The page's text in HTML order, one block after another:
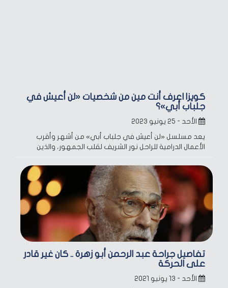
كويز| اعرف أنت مين من شخصيات «لن أعيش في
جلباب أبي»؟
الأحد - ٢٥ يونيو ٢٠٢٣
يعد مسلسل «لن أعيش في جلباب أبي» من أشهر وأقرب
الأعمال الدرامية للراحل نور الشريف لقلب الجمهور، والذين
تفاصيل جراحة عبد الرحمن أبو زهرة .. كان غير قادر
على الحركة
الأحد - ١٣ يونيو ٢٠٢١